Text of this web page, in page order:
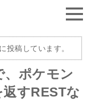
投稿しています。
ポケモン
すRESTな